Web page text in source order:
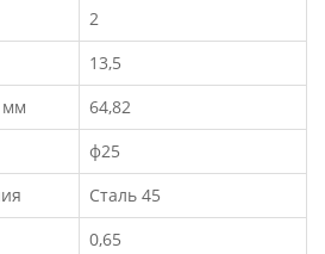
2
13,5
мм
64,82
ф25
Сталь 45
0,65